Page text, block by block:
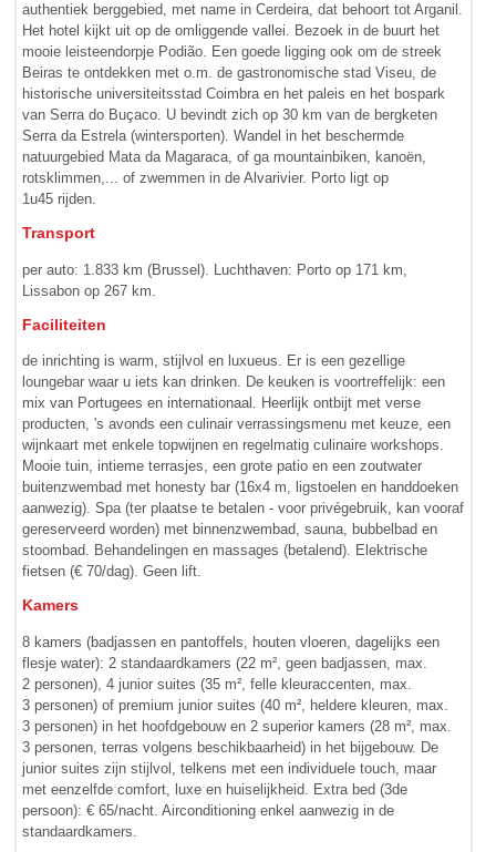
authentiek berggebied, met name in Cerdeira, dat behoort tot Arganil.
Het hotel kijkt uit op de omliggende vallei. Bezoek in de buurt het
mooie leisteen­dorpje Podião. Een goede ligging ook om de streek
Beiras te ontdekken met o.m. de gastronomische stad Viseu, de
historische universiteits­­­stad Coimbra en het paleis en het bospark
van Serra do Buçaco. U bevindt zich op 30 km van de bergketen
Serra da Estrela (wintersporten). Wandel in het beschermde
natuurgebied Mata da Magaraca, of ga mountain­biken, kanoën,
rotsklimmen,... of zwemmen in de Alvarivier. Porto ligt op
1u45 rijden.
Transport
per auto: 1.833 km (Brussel). Luchthaven: Porto op 171 km,
Lissabon op 267 km.
Faciliteiten
de inrichting is warm, stijlvol en luxueus. Er is een gezellige
loungebar waar u iets kan drinken. De keuken is voortreffelijk: een
mix van Portugees en internationaal. Heerlijk ontbijt met verse
producten, 's avonds een culinair verrassingsmenu met keuze, een
wijnkaart met enkele topwijnen en regelmatig culinaire work­shops.
Mooie tuin, intieme terrasjes, een grote patio en een zoutwater
buitenzwembad met honesty bar (16x4 m, ligstoelen en handdoeken
aanwezig). Spa (ter plaatse te betalen - voor privégebruik, kan vooraf
gereserveerd worden) met binnenzwembad, sauna, bubbelbad en
stoombad. Behandelingen en massages (betalend). Elektrische
fietsen (€ 70/dag). Geen lift.
Kamers
8 kamers (badjassen en pantoffels, houten vloeren, dagelijks een
flesje water): 2 standaardkamers (22 m², geen badjassen, max.
2 personen), 4 junior suites (35 m², felle kleuraccenten, max.
3 personen) of premium junior suites (40 m², heldere kleuren, max.
3 personen) in het hoofdgebouw en 2 superior kamers (28 m², max.
3 personen, terras volgens beschikbaarheid) in het bijgebouw. De
junior suites zijn stijlvol, telkens met een individuele touch, maar
met eenzelfde comfort, luxe en huiselijkheid. Extra bed (3de
persoon): € 65/nacht. Airconditioning enkel aanwezig in de
standaardkamers.